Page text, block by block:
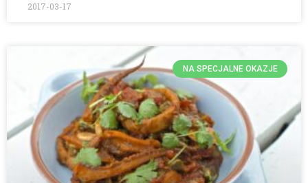
2017-03-17
NA SPECJALNE OKAZJE